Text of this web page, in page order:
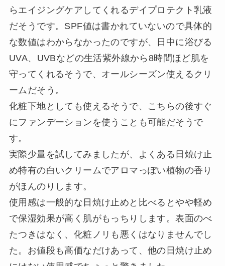
らエイジングケアしてくれるデイプロテクト乳液
だそうです。SPF値は書かれていないので具体的
な数値はわからなかったのですが、日中に浴びる
UVA、UVBなどの生活紫外線から8時間ほど肌を
守ってくれるそうで、オールシーズン使えるクリ
ームだそう。
化粧下地としても使えるそうで、こちらの後すぐ
にファンデーションを使うことも可能だそうで
す。
実際少量を試してみましたが、よくある日焼け止
め特有の白いクリームでアロマっぽい植物の香り
がほんのりします。
使用感は一般的な日焼け止めと比べるとやや軽め
で保湿効果が高く肌がもっちりします。表面のべ
たつきはなく、化粧ノリも悪くはなりませんでし
た。お値段も高価なだけあって、他の日焼け止め